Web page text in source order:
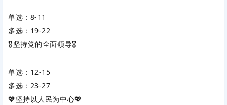
单选：8-11
多选：19-22
🎖️坚持党的全面领导🎖️
单选：12-15
多选：23-27
💖坚持以人民为中心💖